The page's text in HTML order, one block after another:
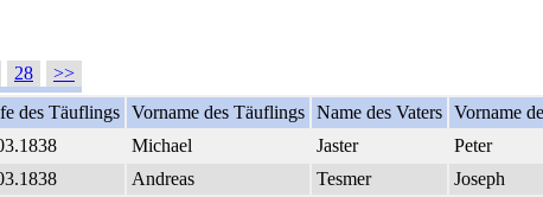
28
>>
des Täuflings Vorname des Täuflings Name des Vaters Vorname
Michael Jaster Peter
Andreas Tesmer Joseph